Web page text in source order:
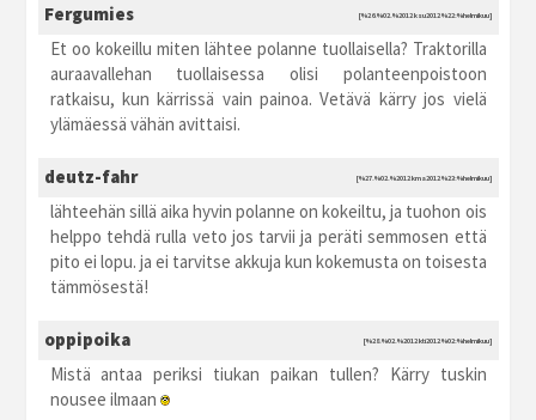
Fergumies [%26.%02.%2012 ksu2012 %22:%helmikuu]
Et oo kokeillu miten lähtee polanne tuollaisella? Traktorilla
auraavallehan tuollaisessa olisi polanteenpoistoon
ratkaisu, kun kärrissä vain painoa. Vetävä kärry jos vielä
ylämäessä vähän avittaisi.
deutz-fahr [%27.%02.%2012 kma2012 %23:%helmikuu]
lähteehän sillä aika hyvin polanne on kokeiltu, ja tuohon ois
helppo tehdä rulla veto jos tarvii ja peräti semmosen että
pito ei lopu. ja ei tarvitse akkuja kun kokemusta on toisesta
tämmösestä!
oppipoika [%28.%02.%2012 kti2012 %02:%helmikuu]
Mistä antaa periksi tiukan paikan tullen? Kärry tuskin
nousee ilmaan